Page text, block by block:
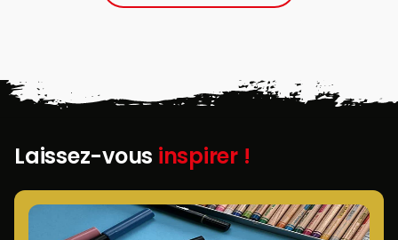
Laissez-vous inspirer !